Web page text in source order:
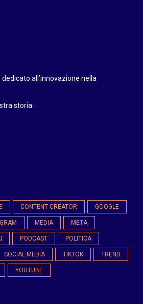
dedicato all’innovazione nella
storia
CONTENT CREATOR GOOGLE
MEDIA META
PODCAST POLITICA
SOCIAL MEDIA TIKTOK TREND
YOUTUBE